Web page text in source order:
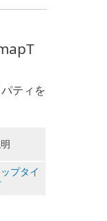
ティを
プタイ